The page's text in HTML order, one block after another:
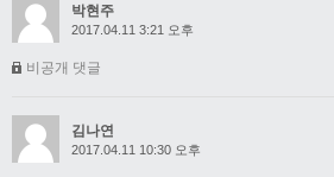
박현주
2017.04.11 3:21 오후
비공개 댓글
김나연
2017.04.11 10:30 오후